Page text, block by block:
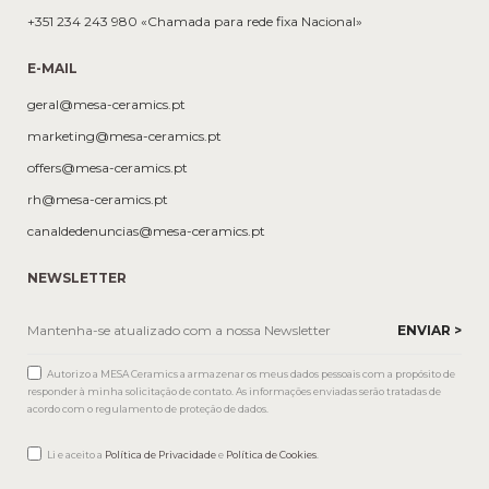
+351 234 243 980 «Chamada para rede fixa Nacional»
E-MAIL
geral@mesa-ceramics.pt
marketing@mesa-ceramics.pt
offers@mesa-ceramics.pt
rh@mesa-ceramics.pt
canaldedenuncias@mesa-ceramics.pt
NEWSLETTER
Autorizo a MESA Ceramics a armazenar os meus dados pessoais com a propósito de
responder à minha solicitação de contato. As informações enviadas serão tratadas de
acordo com o regulamento de proteção de dados.
Li e aceito a Política de Privacidadee Política de Cookies